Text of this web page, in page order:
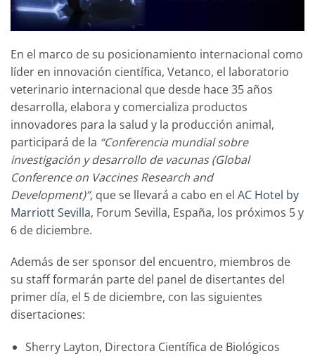
En el marco de su posicionamiento internacional como
líder en innovación científica, Vetanco, el laboratorio
veterinario internacional que desde hace 35 años
desarrolla, elabora y comercializa productos
innovadores para la salud y la producción animal,
participará de la “Conferencia mundial sobre
investigación y desarrollo de vacunas (Global
Conference on Vaccines Research and
Development)”, que se llevará a cabo en el AC Hotel by
Marriott Sevilla, Forum Sevilla, España, los próximos 5 y
6 de diciembre.
Además de ser sponsor del encuentro, miembros de
su staff formarán parte del panel de disertantes del
primer día, el 5 de diciembre, con las siguientes
disertaciones:
Sherry Layton, Directora Científica de Biológicos